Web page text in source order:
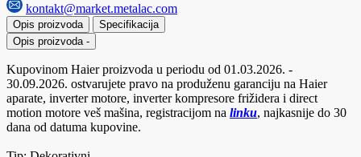
kontakt@market.metalac.com
Opis proizvoda
Specifikacija
Opis proizvoda -
Kupovinom Haier proizvoda u periodu od 01.03.2026. -
30.09.2026. ostvarujete pravo na produženu garanciju na Haier
aparate, inverter motore, inverter kompresore frižidera i direct
motion motore veš mašina, registracijom na linku, najkasnije do 30
dana od datuma kupovine.